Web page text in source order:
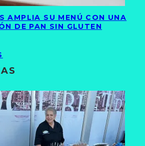
AMPLIA SU MENÚ CON UNA
DE PAN SIN GLUTEN